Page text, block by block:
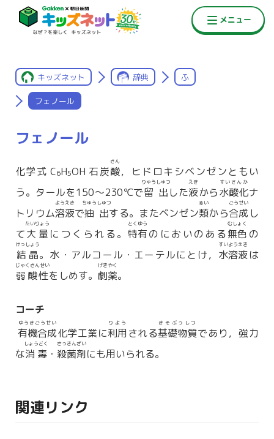
キッズネット 辞典 ふ
フェノール
フェノール
化学式 C6H5OH 石炭酸
さん
，ヒドロキシベンゼンともい
う。タールを150〜230℃で留出
りゅうしゅつ
した液
えき
から水酸化
すいさんか
ナ
トリウム溶液
ようえき
で抽出
ちゅうしゅつ
する。またベンゼン類
るい
から合成
ごうせい
し
て大量
たいりょう
につくられる。 特有
とくゆう
のにおいのある無色
むしょく
の
結晶
けっしょう
。水・アルコール・エーテルにとけ， 水溶液
すいようえき
は
弱酸性
じゃくさんせい
をしめす。 劇薬
げきやく
。
コーチ
有機合成
ゆうきごうせい
化学工業に利用
りよう
される基礎物質
きそぶっしつ
であり，強力
な消毒
しょうどく
・ 殺菌剤
さっきんざい
にも用いられる。
関連リンク